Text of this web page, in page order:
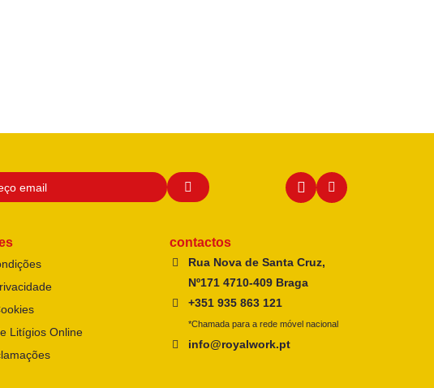
Litígios Online
contactos
Rua Nova de Santa Cruz,
Nº171 4710-409 Braga
+351 935 863 121
*Chamada para a rede móvel nacional
info@royalwork.pt